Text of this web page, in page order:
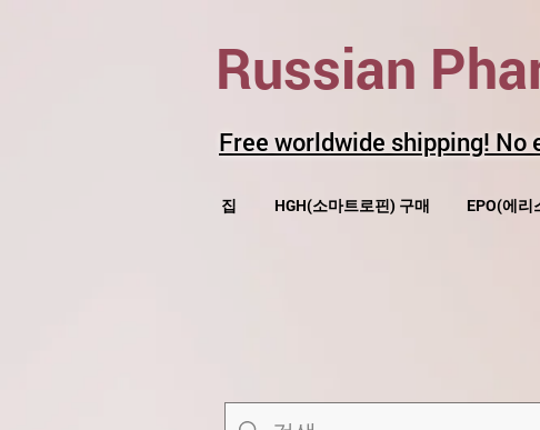
Russian
Free worldwide shipping! No
집 HGH(소마트로핀) 구매 EPO(에리